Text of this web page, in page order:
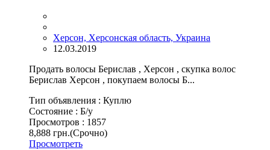
Херсон, Херсонская область, Украина
12.03.2019
Продать волосы Берислав , Херсон , скупка волос
Берислав Херсон , покупаем волосы Б...
Тип объявления : Куплю
Состояние : Б/у
Просмотров : 1857
8,888 грн.(Срочно)
Просмотреть